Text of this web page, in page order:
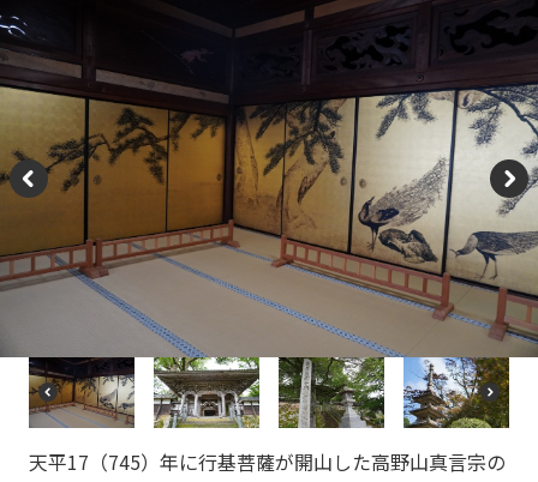
公
式
観
光
サ
イ
ト
-
P
re
vi
u
s
N
e
xt
P
r
e
vi
N
e
xt
天平17（745）年に行基菩薩が開山した高野山真言宗の